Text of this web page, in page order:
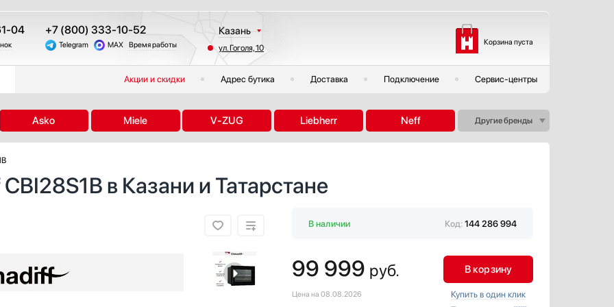
04 +7 (800) 333-10-52
Telegram MAX Время работы
Казань
Москва
Санкт-Петербург
Екатеринбург
Другие регионы
ул. Гоголя, 10
Корзина пуста
Акции и скидки Адрес бутика Доставка Подключение Сервис-центры
Asko Miele V-ZUG Liebherr Neff Другие бренды
в Казани и Татарстане
В наличии Код: 144 286 994
99 999 руб. В корзину
Цена на 08.08.2026 Купить в один клик